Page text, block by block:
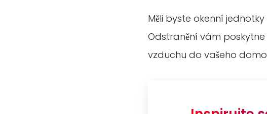
Měli byste okenní
Odstranění vám
vzduchu do vašeho